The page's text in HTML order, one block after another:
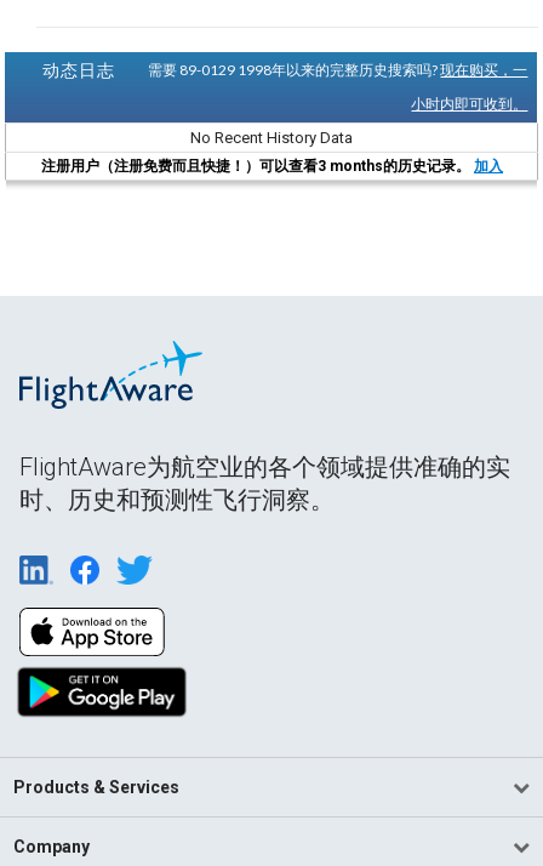
动态日志 需要 89-0129 1998年以来的完整历史搜索吗?现在购买，一
小时内即可收到。
No Recent History Data
注册用户（注册免费而且快捷！）可以查看3 months的历史记录。 加入
FlightAware为航空业的各个领域提供准确的实
时、历史和预测性飞行洞察。
Products & Services
Company